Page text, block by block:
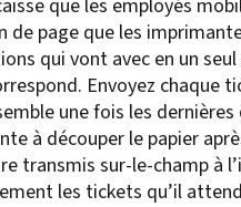
que les employés
de page que les
qui vont avec en un
Envoyez chaque
une fois les
à découper le papier
transmis sur-le-champ à
les tickets qu’il